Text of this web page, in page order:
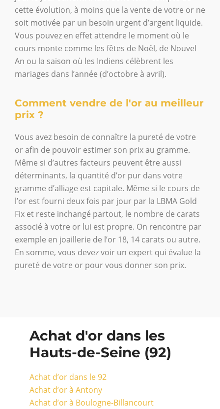
cette évolution, à moins que la vente de votre or ne
soit motivée par un besoin urgent d’argent liquide.
Vous pouvez en effet attendre le moment où le
cours monte comme les fêtes de Noël, de Nouvel
An ou la saison où les Indiens célèbrent les
mariages dans l’année (d’octobre à avril).
Comment vendre de l'or au meilleur
prix ?
Vous avez besoin de connaître la pureté de votre
or afin de pouvoir estimer son prix au gramme.
Même si d’autres facteurs peuvent être aussi
déterminants, la quantité d’or pur dans votre
gramme d’alliage est capitale. Même si le cours de
l’or est fourni deux fois par jour par la LBMA Gold
Fix et reste inchangé partout, le nombre de carats
associé à votre or lui est propre. On rencontre par
exemple en joaillerie de l’or 18, 14 carats ou autre.
En somme, vous devez voir un expert qui évalue la
pureté de votre or pour vous donner son prix.
Achat d'or dans les
Hauts-de-Seine (92)
Achat d’or dans le 92
Achat d’or à Antony
Achat d’or à Boulogne-Billancourt